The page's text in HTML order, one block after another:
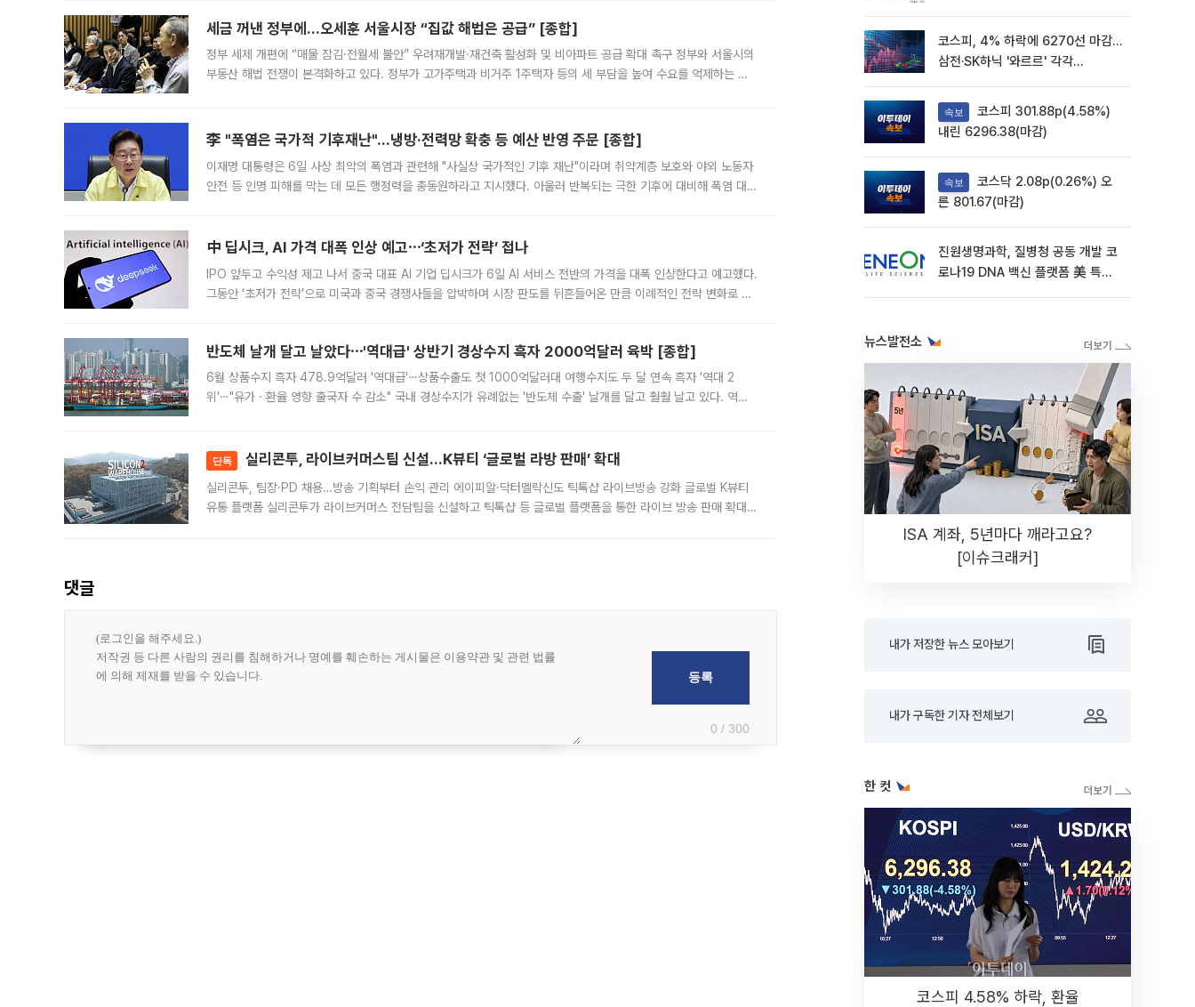
세금 꺼낸 정부에…오세훈 서울시장 “집값 해법은 공급” [종합]
정부 세제 개편에 “매물 잠김·전월세 불안” 우려재개발·재건축 활성화 및 비아파트 공급 확대 촉구 정부와 서울시의
부동산 해법 전쟁이 본격화하고 있다. 정부가 고가주택과 비거주 1주택자 등의 세 부담을 높여 수요를 억제하는 카
李 "폭염은 국가적 기후재난"…냉방·전력망 확충 등 예산 반영 주문 [종합]
이재명 대통령은 6일 사상 최악의 폭염과 관련해 "사실상 국가적인 기후 재난"이라며 취약계층 보호와 야외 노동자
안전 등 인명 피해를 막는 데 모든 행정력을 총동원하라고 지시했다. 아울러 반복되는 극한 기후에 대비해 폭염 대응
中 딥시크, AI 가격 대폭 인상 예고⋯‘초저가 전략’ 접나
IPO 앞두고 수익성 제고 나서 중국 대표 AI 기업 딥시크가 6일 AI 서비스 전반의 가격을 대폭 인상한다고 예고했다.
그동안 ‘초저가 전략’으로 미국과 중국 경쟁사들을 압박하며 시장 판도를 뒤흔들어온 만큼 이례적인 전략 변화로 평
반도체 날개 달고 날았다⋯'역대급' 상반기 경상수지 흑자 2000억달러 육박 [종합]
6월 상품수지 흑자 478.9억달러 '역대급'⋯상품수출도 첫 1000억달러대 여행수지도 두 달 연속 흑자 '역대 2
위'⋯"유가ㆍ환율 영향 출국자 수 감소" 국내 경상수지가 유례없는 '반도체 수출' 날개를 달고 훨훨 날고 있다. 역대
단독 실리콘투, 라이브커머스팀 신설…K뷰티 ‘글로벌 라방 판매’ 확대
실리콘투, 팀장·PD 채용…방송 기획부터 손익 관리 에이피알·닥터멜락신도 틱톡샵 라이브방송 강화 글로벌 K뷰티
유통 플랫폼 실리콘투가 라이브커머스 전담팀을 신설하고 틱톡샵 등 글로벌 플랫폼을 통한 라이브 방송 판매 확대에
댓글
0 / 300
코스피, 4% 하락에 6270선 마감…
삼전·SK하닉 '와르르' 각각
속보
내린 6296.38(마감)
속보
른 801.67(마감)
진원생명과학, 질병청 공동 개발 코
로나19 DNA 백신 플랫폼 美 특허
뉴스발전소
ISA 계좌, 5년마다 깨라고요?
[이슈크래커]
내가 저장한 뉴스 모아보기
내가 구독한 기자 전체보기
한 컷
코스피 4.58% 하락, 환율